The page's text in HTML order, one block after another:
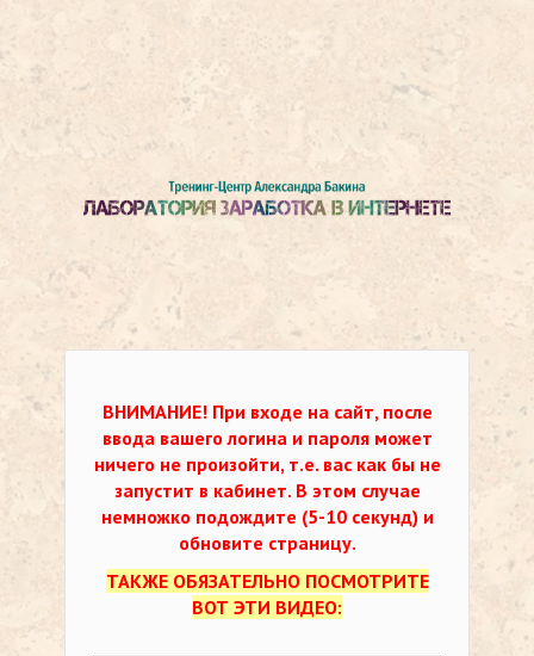
ВНИМАНИЕ! При входе на сайт, после
ввода вашего логина и пароля может
ничего не произойти, т.е. вас как бы не
запустит в кабинет. В этом случае
немножко подождите (5-10 секунд) и
обновите страницу.
ТАКЖЕ ОБЯЗАТЕЛЬНО ПОСМОТРИТЕ
ВОТ ЭТИ ВИДЕО: